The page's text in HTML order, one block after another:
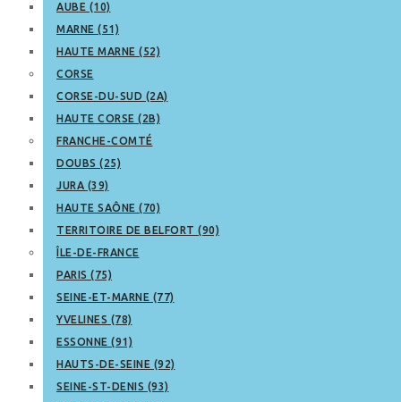
AUBE (10)
MARNE (51)
HAUTE MARNE (52)
CORSE
CORSE-DU-SUD (2A)
HAUTE CORSE (2B)
FRANCHE-COMTÉ
DOUBS (25)
JURA (39)
HAUTE SAÔNE (70)
TERRITOIRE DE BELFORT (90)
ÎLE-DE-FRANCE
PARIS (75)
SEINE-ET-MARNE (77)
YVELINES (78)
ESSONNE (91)
HAUTS-DE-SEINE (92)
SEINE-ST-DENIS (93)